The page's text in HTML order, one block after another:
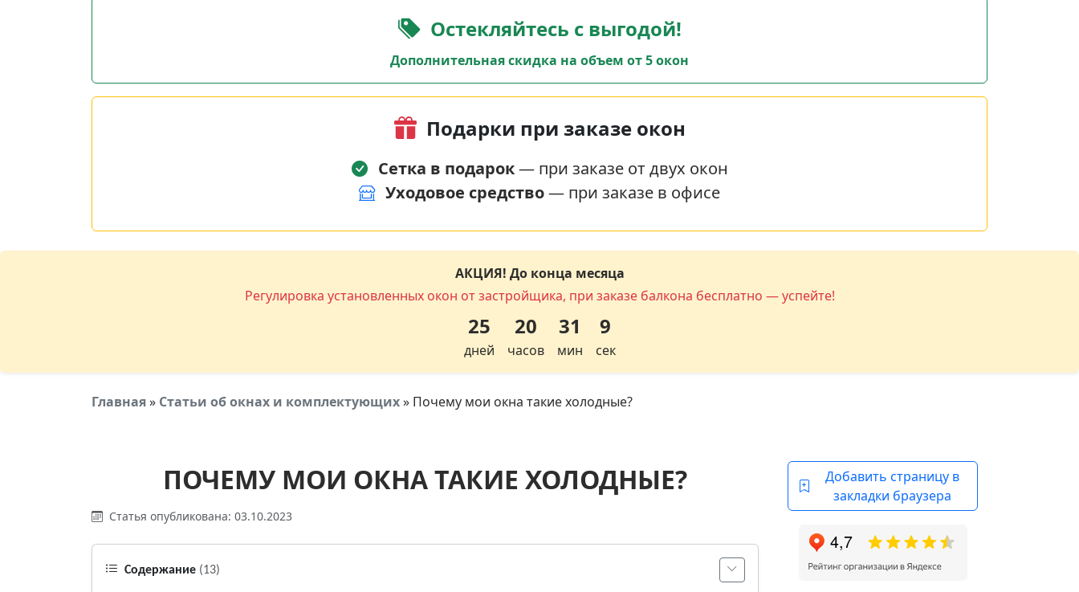
Остекляйтесь с выгодой!
Дополнительная скидка на объем от 5 окон
Подарки при заказе окон
Сетка в подарок— при заказе от двух окон
Уходовое средство— при заказе в офисе
АКЦИЯ! До конца месяца
Регулировка установленных окон от застройщика, при заказе балкона бесплатно — успейте!
25
дней
20
часов
31
мин
8
сек
Главная» Статьи об окнах и комплектующих» Почему мои окна такие холодные?
ПОЧЕМУ МОИ ОКНА ТАКИЕ ХОЛОДНЫЕ?
Статья опубликована: 03.10.2023
Содержание (13)
Добавить страницу в
закладки браузера